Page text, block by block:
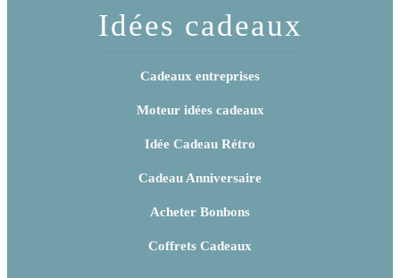
Idées cadeaux
Cadeaux entreprises
Moteur idées cadeaux
Idée Cadeau Rétro
Cadeau Anniversaire
Acheter Bonbons
Coffrets Cadeaux